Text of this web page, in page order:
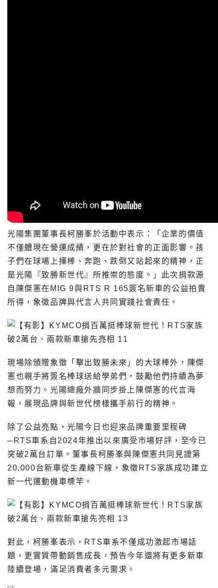
光陽集團董事長柯勝峯於活動中表示：「企業的價值
不僅體現在營運成績，更在於對社會的正面影響。孩
子們在球場上揮棒、奔跑、跌倒又站起來的精神，正
是光陽『致勝新世代』所推崇的態度。」此次捐款源
自陳傑憲在MIG 9與RTS R 165簽名新車的公益拍賣
所得，象徵品牌與代言人共同實踐社會責任。
現場除頒贈象徵「擊出致勝未來」的大球棒外，陳傑
憲也親手將簽名棒球送給學弟們，鼓勵他們持續為夢
想而努力。光陽總廠外牆同步掛上陳傑憲的代言海
報，展現品牌與新世代榜樣攜手前行的精神。
除了公益亮點，光陽今日也迎來品牌重要里程碑
─RTS車系自2024年推出以來廣受市場好評，至今已
突破2萬台訂單。董事長柯勝峯與陳傑憲共同見證第
20,000台新車從生產線下線，象徵RTS家族成功建立
新一代運動機車標竿。
對此，柯勝峯表示，RTS車系不僅成功激起市場話
題，更實質帶動銷售成長，預告今年還將有更多新車
陸續登場，滿足消費者多元需求。